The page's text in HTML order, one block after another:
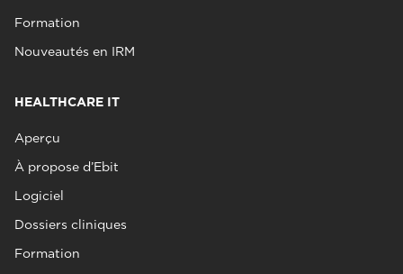
Formation
Nouveautés en IRM
HEALTHCARE IT
Aperçu
À propose d’Ebit
Logiciel
Dossiers cliniques
Formation